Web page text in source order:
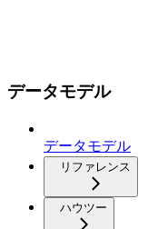
データモデル
データモデル
リファレンス
ハウツー